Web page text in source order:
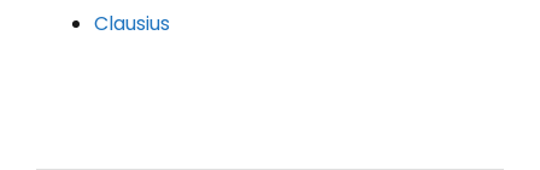
Clausius